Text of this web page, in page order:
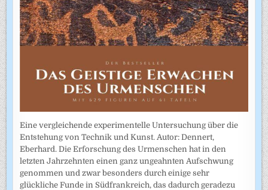
Eine vergleichende experimentelle Untersuchung über die
Entstehung von Technik und Kunst. Autor: Dennert,
Eberhard. Die Erforschung des Urmenschen hat in den
letzten Jahrzehnten einen ganz ungeahnten Aufschwung
genommen und zwar besonders durch einige sehr
glückliche Funde in Südfrankreich, das dadurch geradezu